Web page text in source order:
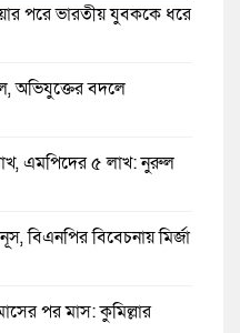
পরে ভারতীয় যুবককে ধরে
অভিযুক্তের বদলে
এমপিদের ৫ লাখ: নুরুল
বিএনপির বিবেচনায় মির্জা
পর মাস: কুমিল্লার